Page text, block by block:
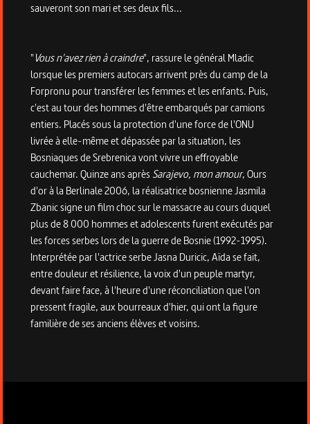
sauveront son mari et ses deux fils...
"Vous n'avez rien à craindre", rassure le général Mladic
lorsque les premiers autocars arrivent près du camp de la
Forpronu pour transférer les femmes et les enfants. Puis,
c'est au tour des hommes d'être embarqués par camions
entiers. Placés sous la protection d'une force de l'ONU
livrée à elle-même et dépassée par la situation, les
Bosniaques de Srebrenica vont vivre un effroyable
cauchemar. Quinze ans aprèsSarajevo, mon amour, Ours
d'or à la Berlinale 2006, la réalisatrice bosnienne Jasmila
Zbanic signe un film choc sur le massacre au cours duquel
plus de 8 000 hommes et adolescents furent exécutés par
les forces serbes lors de la guerre de Bosnie (1992-1995).
Interprétée par l'actrice serbe Jasna Duricic, Aïda se fait,
entre douleur et résilience, la voix d'un peuple martyr,
devant faire face, à l'heure d'une réconciliation que l'on
pressent fragile, aux bourreaux d'hier, qui ont la figure
familière de ses anciens élèves et voisins.